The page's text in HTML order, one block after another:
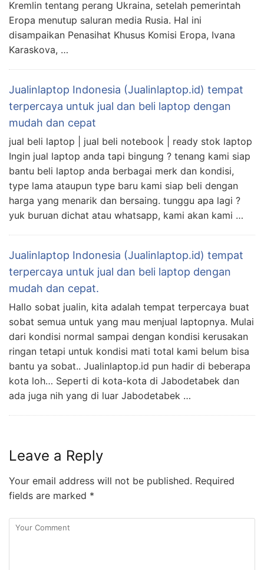
Kremlin tentang perang Ukraina, setelah pemerintah
Eropa menutup saluran media Rusia. Hal ini
disampaikan Penasihat Khusus Komisi Eropa, Ivana
Karaskova, …
Jualinlaptop Indonesia (Jualinlaptop.id) tempat
terpercaya untuk jual dan beli laptop dengan
mudah dan cepat
jual beli laptop | jual beli notebook | ready stok laptop
Ingin jual laptop anda tapi bingung ? tenang kami siap
bantu beli laptop anda berbagai merk dan kondisi,
type lama ataupun type baru kami siap beli dengan
harga yang menarik dan bersaing. tunggu apa lagi ?
yuk buruan dichat atau whatsapp, kami akan kami …
Jualinlaptop Indonesia (Jualinlaptop.id) tempat
terpercaya untuk jual dan beli laptop dengan
mudah dan cepat.
Hallo sobat jualin, kita adalah tempat terpercaya buat
sobat semua untuk yang mau menjual laptopnya. Mulai
dari kondisi normal sampai dengan kondisi kerusakan
ringan tetapi untuk kondisi mati total kami belum bisa
bantu ya sobat.. Jualinlaptop.id pun hadir di beberapa
kota loh… Seperti di kota-kota di Jabodetabek dan
ada juga nih yang di luar Jabodetabek …
Leave a Reply
Your email address will not be published. Required
fields are marked *